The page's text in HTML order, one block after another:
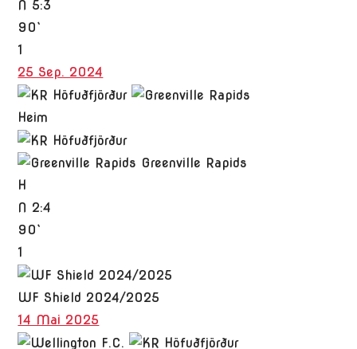
N 5:3
90`
1
25 Sep. 2024
Heim
Greenville Rapids
H
N 2:4
90`
1
WF Shield 2024/2025
14 Mai 2025